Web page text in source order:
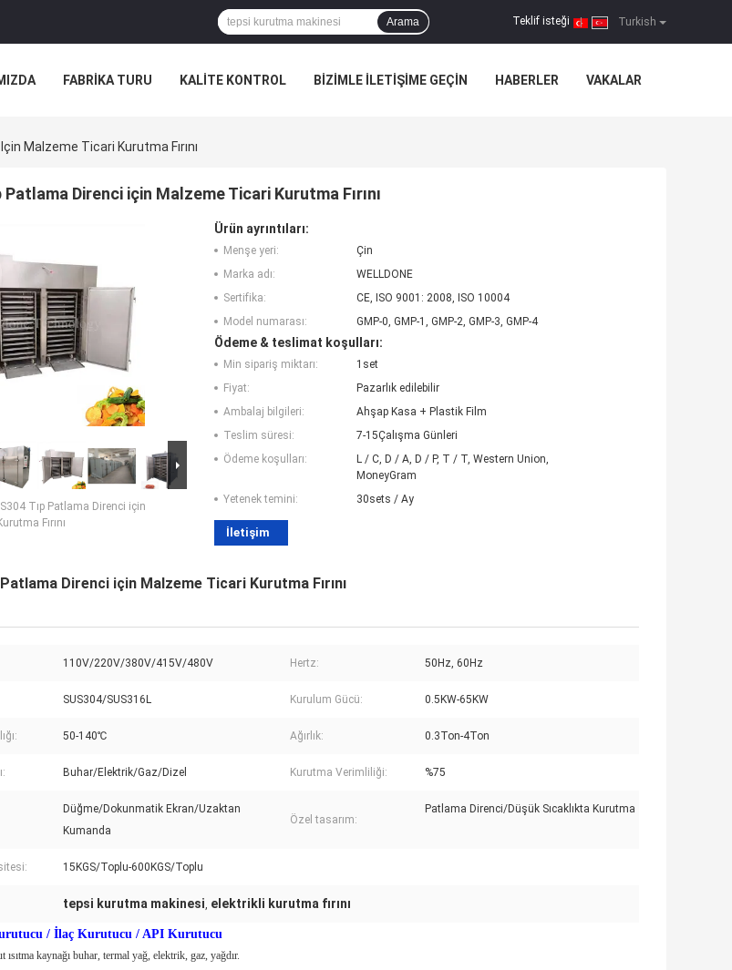
Turkish
Teklif isteği |
Arama
FABRIKA TURU KALITE KONTROL BIZIMLE ILETIŞIME GEÇIN HABERLER VAKALAR
Malzeme Ticari Kurutma Fırını
Patlama Direnci için Malzeme Ticari Kurutma Fırını
Tıp Patlama Direnci için
Fırını
Ürün ayrıntıları:
Menşe yeri:
Çin
Marka adı:
WELLDONE
Sertifika:
CE, ISO 9001: 2008, ISO 10004
Model numarası:
GMP-0, GMP-1, GMP-2, GMP-3, GMP-4
Ödeme & teslimat koşulları:
Min sipariş miktarı:
1set
Fiyat:
Pazarlık edilebilir
Ambalaj bilgileri:
Ahşap Kasa + Plastik Film
Teslim süresi:
7-15Çalışma Günleri
Ödeme koşulları:
L / C, D / A, D / P, T / T, Western Union,
MoneyGram
Yetenek temini:
30sets / Ay
İletişim
Direnci için Malzeme Ticari Kurutma Fırını
110V/220V/380V/415V/480V Hertz: 50Hz, 60Hz
SUS304/SUS316L Kurulum Gücü: 0.5KW-65KW
50-140℃ Ağırlık: 0.3Ton-4Ton
Buhar/Elektrik/Gaz/Dizel Kurutma Verimliliği: %75
Düğme/Dokunmatik Ekran/Uzaktan
Kumanda
Özel tasarım:
Patlama Direnci/Düşük Sıcaklıkta Kurutma
15KGS/Toplu-600KGS/Toplu
tepsi kurutma makinesi, elektrikli kurutma fırını
/ İlaç Kurutucu / API Kurutucu
ısıtma kaynağı buhar, termal yağ, elektrik, gaz, yağdır.